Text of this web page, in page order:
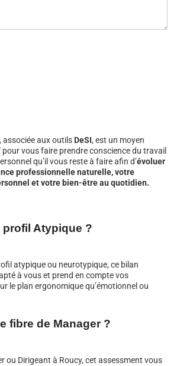
, associée aux outils DeSI, est un moyen
vous faire prendre conscience du travail
qu’il vous reste à faire afin d’évoluer
professionnelle naturelle, votre
et votre bien-être au quotidien.
profil Atypique ?
atypique ou neurotypique, ce bilan
à vous et prend en compte vos
le plan ergonomique qu’émotionnel ou
fibre de Manager ?
ou Dirigeant à Roucy, cet assessment vous